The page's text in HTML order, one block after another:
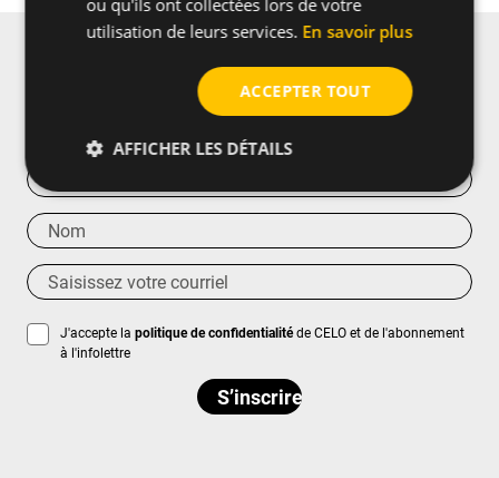
Pour recevoir les dernières nouvelles de CELO,
promotions et offres produits, abonnez-vous à
notre infolettre
J'accepte la politique de confidentialitéde CELO et de l'abonnement
à l'infolettre
utilisation de leurs services. En savoir plus
ACCEPTER TOUT
AFFICHER LES DÉTAILS